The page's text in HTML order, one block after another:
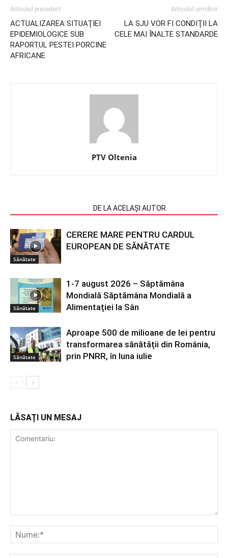
Articolul precedent
ACTUALIZAREA SITUAŢIEI
EPIDEMIOLOGICE SUB
RAPORTUL PESTEI PORCINE
AFRICANE
Articolul următor
LA SJU VOR FI CONDIŢII LA
CELE MAI ÎNALTE STANDARDE
PTV Oltenia
DE LA ACELAȘI AUTOR
Sănătate
CERERE MARE PENTRU CARDUL
EUROPEAN DE SĂNĂTATE
Sănătate
1-7 august 2026 – Săptămâna
Mondială Săptămâna Mondială a
Alimentației la Sân
Sănătate
Aproape 500 de milioane de lei pentru
transformarea sănătății din România,
prin PNRR, în luna iulie
LĂSAȚI UN MESAJ